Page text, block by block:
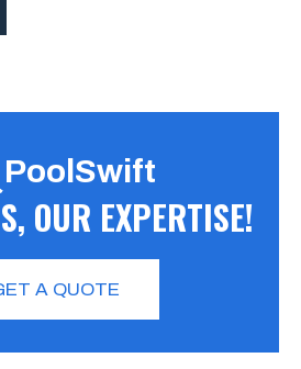
PoolSwift
OUR EXPERTISE!
A QUOTE